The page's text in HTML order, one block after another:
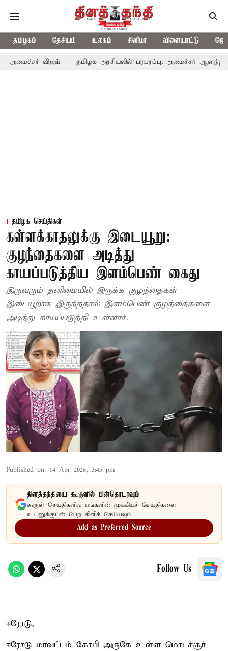
தமிழகம் தேசியம் உலகம் சினிமா விளையாட்டு
தமிழக அரசியலில் பரபரப்பு; அமைச்சர் ஆனந்த் உடன் சி.வி.
தமிழக செய்திகள்
கள்ளக்காதலுக்கு இடையூறு:
குழந்தைகளை அடித்து
காயப்படுத்திய இளம்பெண் கைது
இருவரும் தனிமையில் இருக்க குழந்தைகள்
இடையூறாக இருந்ததால் இளம்பெண் குழந்தைகளை
அடித்து காயப்படுத்தி உள்ளார்.
Published on: 14 Apr 2026, 3:45 pm
தினத்தந்தியை கூகுளில் பின்தொடரவும்
கூகுள் செய்திகளில் எங்களின் முக்கியச் செய்திகளை
உடனுக்குடன் பெற கிளிக் செய்யவும்.
Add as Preferred Source
Follow Us
ஈரோடு,
ஈரோடு மாவட்டம் கோபி அருகே உள்ள மொடச்சூர்